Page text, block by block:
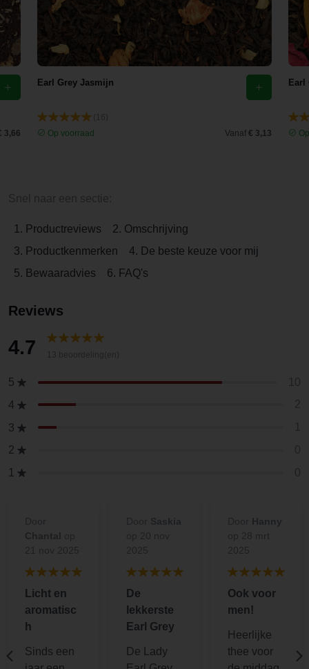
3,66
Earl Grey Jasmijn
Op voorraad
Vanaf € 3,13
Earl
1. Productreviews
2. Omschrijving
3. Productkenmerken
4. De beste keuze voor mij
5. Bewaaradvies
6. FAQ's
Reviews
4.7
5
4
3
2
1
Licht en
aromatisc
h
Sinds een
De
lekkerste
Earl Grey
De Lady
Ook voor
men!
Heerlijke
thee voor